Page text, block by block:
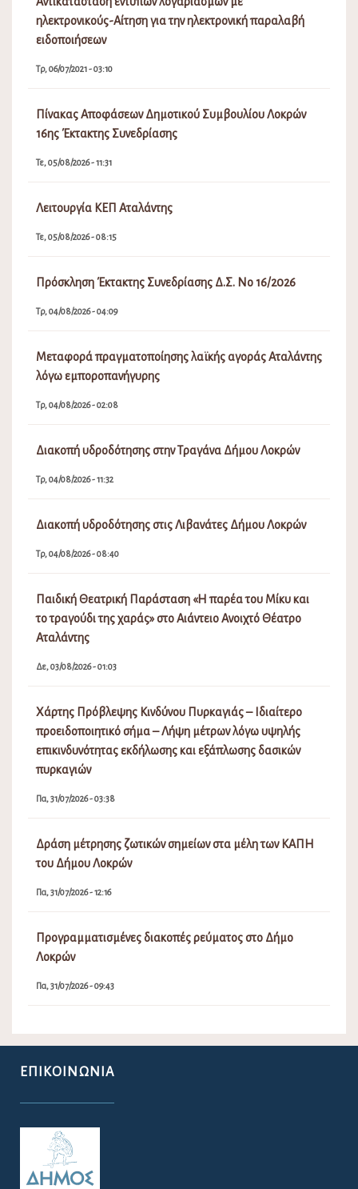
ηλεκτρονικούς-Αίτηση για την ηλεκτρονική παραλαβή
ειδοποιήσεων
Τρ, 06/07/2021 - 03:10
Πίνακας Αποφάσεων Δημοτικού Συμβουλίου Λοκρών
16ης Έκτακτης Συνεδρίασης
Τε, 05/08/2026 - 11:31
Λειτουργία ΚΕΠ Αταλάντης
Τε, 05/08/2026 - 08:15
Πρόσκληση Έκτακτης Συνεδρίασης Δ.Σ. Νο 16/2026
Τρ, 04/08/2026 - 04:09
Μεταφορά πραγματοποίησης λαϊκής αγοράς Αταλάντης
λόγω εμποροπανήγυρης
Τρ, 04/08/2026 - 02:08
Διακοπή υδροδότησης στην Τραγάνα Δήμου Λοκρών
Τρ, 04/08/2026 - 11:32
Διακοπή υδροδότησης στις Λιβανάτες Δήμου Λοκρών
Τρ, 04/08/2026 - 08:40
Παιδική Θεατρική Παράσταση «Η παρέα του Μίκυ και
το τραγούδι της χαράς» στο Αιάντειο Ανοιχτό Θέατρο
Αταλάντης
Δε, 03/08/2026 - 01:03
Χάρτης Πρόβλεψης Κινδύνου Πυρκαγιάς – Ιδιαίτερο
προειδοποιητικό σήμα – Λήψη μέτρων λόγω υψηλής
επικινδυνότητας εκδήλωσης και εξάπλωσης δασικών
πυρκαγιών
Πα, 31/07/2026 - 03:38
Δράση μέτρησης ζωτικών σημείων στα μέλη των ΚΑΠΗ
του Δήμου Λοκρών
Πα, 31/07/2026 - 12:16
Προγραμματισμένες διακοπές ρεύματος στο Δήμο
Λοκρών
Πα, 31/07/2026 - 09:43
ΕΠΙΚΟΙΝΩΝΊΑ